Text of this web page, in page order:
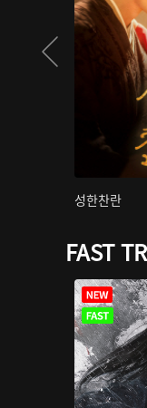
성한찬란
FAST